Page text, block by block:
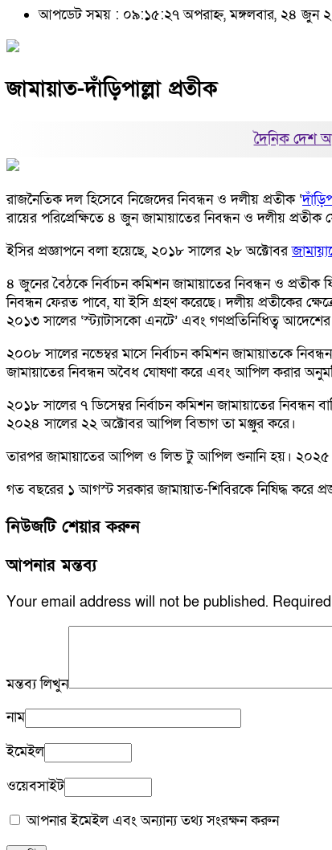
আপডেট সময় : ০৯:১৫:২৭ অপরাহ্ন, মঙ্গলবার, ২৪ জুন
জামায়াত-দাঁড়িপাল্লা প্রতীক
দৈনিক দেশ
রাজনৈতিক দল হিসেবে নিজেদের নিবন্ধন ও দলীয় প্রতীক ‘
রায়ের পরিপ্রেক্ষিতে ৪ জুন জামায়াতের নিবন্ধন ও দলীয় প্রতীক
ইসির প্রজ্ঞাপনে বলা হয়েছে, ২০১৮ সালের ২৮ অক্টোবর
৪ জুনের বৈঠকে নির্বাচন কমিশন জামায়াতের নিবন্ধন ও প্রতীক
নিবন্ধন ফেরত পাবে, যা ইসি গ্রহণ করেছে। দলীয় প্রতীকের
২০১৩ সালের ‘স্ট্যাটাসকো এনটে’ এবং গণপ্রতিনিধিত্ব আদেশের
২০০৮ সালের নভেম্বর মাসে নির্বাচন কমিশন জামায়াতকে
জামায়াতের নিবন্ধন অবৈধ ঘোষণা করে এবং আপিল করার
২০১৮ সালের ৭ ডিসেম্বর নির্বাচন কমিশন জামায়াতের
২০২৪ সালের ২২ অক্টোবর আপিল বিভাগ তা মঞ্জুর করে।
তারপর জামায়াতের আপিল ও লিভ টু আপিল শুনানি হয়। ২০২৫
গত বছরের ১ আগস্ট সরকার জামায়াত-শিবিরকে নিষিদ্ধ করে
নিউজটি শেয়ার করুন
আপনার মন্তব্য
Your email address will not be published.
মন্তব্য লিখুন
নাম
ইমেইল
ওয়েবসাইট
আপনার ইমেইল এবং অন্যান্য তথ্য সংরক্ষন করুন